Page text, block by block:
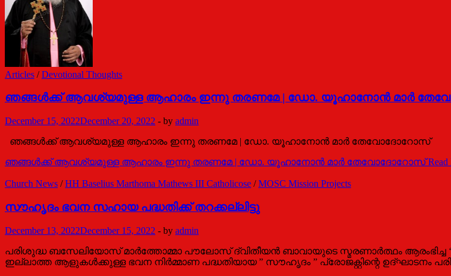
Articles /Devotional Thoughts
ഞങ്ങള്‍ക്ക് ആവശ്യമുള്ള ആഹാരം ഇന്നു തരണമേ | ഡോ. യൂഹാനോന്‍ മാര്‍
December 15, 2022December 20, 2022 - by admin
ഞങ്ങള്‍ക്ക് ആവശ്യമുള്ള ആഹാരം ഇന്നു തരണമേ | ഡോ. യൂഹാനോന്‍ മാര്‍ തേവോദോറോസ്
ഞങ്ങള്‍ക്ക് ആവശ്യമുള്ള ആഹാരം ഇന്നു തരണമേ | ഡോ. യൂഹാനോന്‍ മാര്‍ തേവോദോറോസ്Read
Church News /HH Baselius Marthoma Mathews III Catholicose /MOSC Mission Projects
സൗഹൃദം ഭവന സഹായ പദ്ധതിക്ക് തറക്കല്ലിട്ടു
December 13, 2022December 15, 2022 - by admin
പരിശുദ്ധ ബസേലിയോസ് മാർത്തോമ്മാ പൗലോസ് ദ്വിതീയൻ ബാവായുടെ സ്മരണാർത്ഥം
ഇല്ലാത്ത ആളുകൾക്കുള്ള ഭവന നിർമ്മാണ പദ്ധതിയായ ” സൗഹൃദം ” പ്രോജക്റ്റിന്റെ